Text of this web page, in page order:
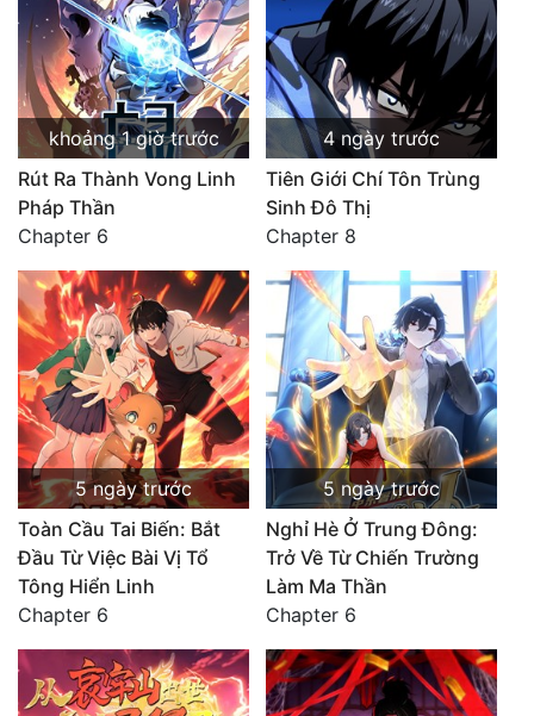
khoảng 1 giờ trước
Rút Ra Thành Vong Linh
Pháp Thần
Chapter 6
4 ngày trước
Tiên Giới Chí Tôn Trùng
Sinh Đô Thị
Chapter 8
5 ngày trước
Toàn Cầu Tai Biến: Bắt
Đầu Từ Việc Bài Vị Tổ
Tông Hiển Linh
Chapter 6
5 ngày trước
Nghỉ Hè Ở Trung Đông:
Trở Về Từ Chiến Trường
Làm Ma Thần
Chapter 6